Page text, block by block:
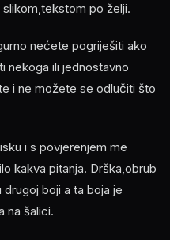
po želji.
nećete pogriješiti ako
nekoga ili jednostavno
i ne možete se odlučiti što
i s povjerenjem me
kakva pitanja. Drška,obrub
boji a ta boja je
na šalici.